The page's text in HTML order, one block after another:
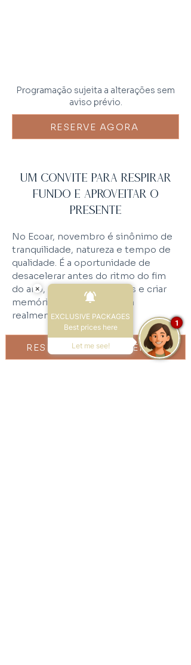
Programação sujeita a alterações sem
aviso prévio.
RESERVE AGORA
Um convite para respirar
fundo e aproveitar o
presente
No Ecoar, novembro é sinônimo de
tranquilidade, natureza e tempo de
qualidade. É a oportunidade de
desacelerar antes do ritmo do fim
do ano, renovar as energias e criar
memórias ao lado de quem
realmente importa.
RESERVE ESSE MOMENTO
×
EXCLUSIVE PACKAGES
Best prices here
Let me see!
1